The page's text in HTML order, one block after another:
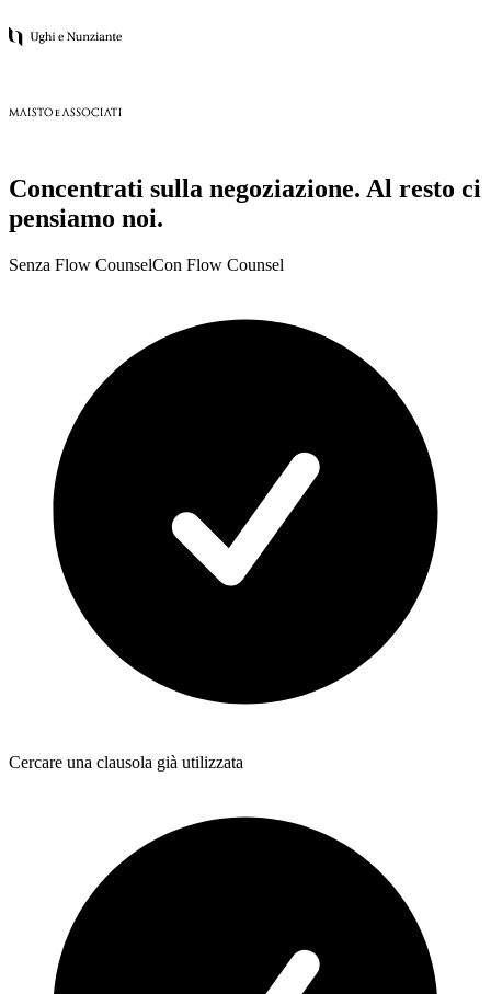
Concentrati sulla negoziazione. Al resto ci
pensiamo noi.
Senza Flow CounselCon Flow Counsel
Cercare una clausola già utilizzata